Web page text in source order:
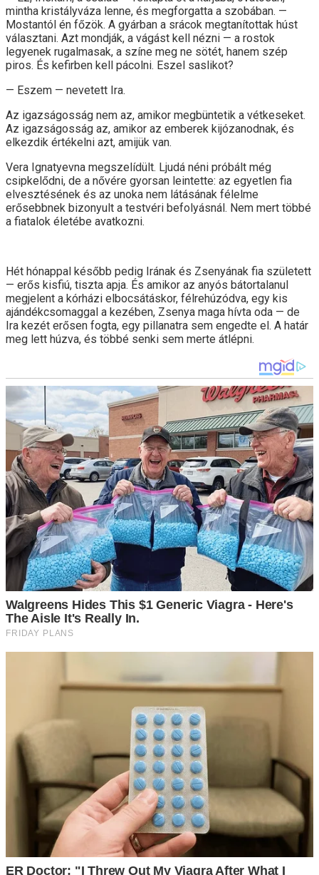
mintha kristályváza lenne, és megforgatta a szobában. —
Mostantól én főzök. A gyárban a srácok megtanítottak húst
választani. Azt mondják, a vágást kell nézni — a rostok
legyenek rugalmasak, a színe meg ne sötét, hanem szép
piros. És kefirben kell pácolni. Eszel saslikot?
— Eszem — nevetett Ira.
Az igazságosság nem az, amikor megbüntetik a vétkeseket.
Az igazságosság az, amikor az emberek kijózanodnak, és
elkezdik értékelni azt, amijük van.
Vera Ignatyevna megszelídült. Ljudá néni próbált még
csipkelődni, de a nővére gyorsan leintette: az egyetlen fia
elvesztésének és az unoka nem látásának félelme
erősebbnek bizonyult a testvéri befolyásnál. Nem mert többé
a fiatalok életébe avatkozni.
Hét hónappal később pedig Irának és Zsenyának fia született
— erős kisfiú, tiszta apja. És amikor az anyós bátortalanul
megjelent a kórházi elbocsátáskor, félrehúzódva, egy kis
ajándékcsomaggal a kezében, Zsenya maga hívta oda — de
Ira kezét erősen fogta, egy pillanatra sem engedte el. A határ
meg lett húzva, és többé senki sem merte átlépni.